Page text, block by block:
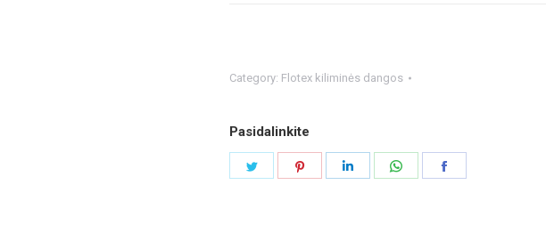
Category: Flotex kiliminės dangos
Pasidalinkite
Share
Share